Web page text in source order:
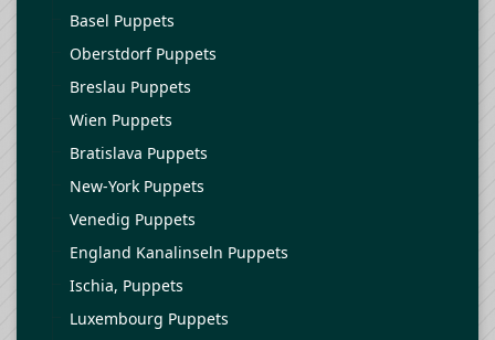
Basel Puppets
Oberstdorf Puppets
Breslau Puppets
Wien Puppets
Bratislava Puppets
New-York Puppets
Venedig Puppets
England Kanalinseln Puppets
Ischia, Puppets
Luxembourg Puppets